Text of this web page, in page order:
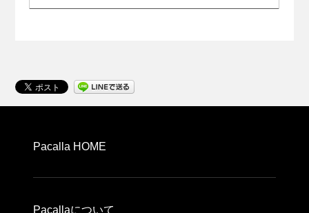
Pacalla HOME
Pacallaについて